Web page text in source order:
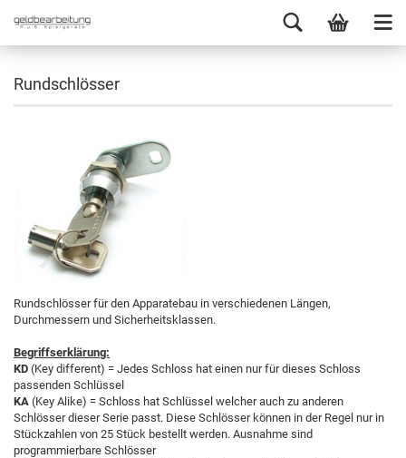
Rundschlösser
Rundschlösser für den Apparatebau in verschiedenen Längen,
Durchmessern und Sicherheitsklassen.
Begriffserklärung:
KD (Key different) = Jedes Schloss hat einen nur für dieses Schloss
passenden Schlüssel
KA (Key Alike) = Schloss hat Schlüssel welcher auch zu anderen
Schlösser dieser Serie passt. Diese Schlösser können in der Regel nur in
Stückzahlen von 25 Stück bestellt werden. Ausnahme sind
programmierbare Schlösser